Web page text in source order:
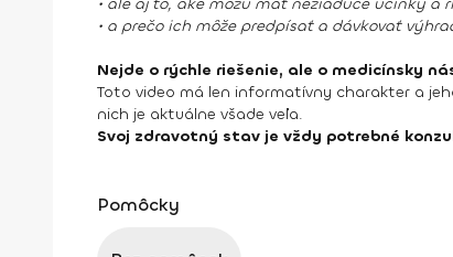
• a prečo ich môže predpísať a dávkovať
Nejde o rýchle riešenie, ale o medicínsky
Toto video má len informatívny charakter a
nich je aktuálne všade veľa.
Svoj zdravotný stav je vždy potrebné
Pomôcky